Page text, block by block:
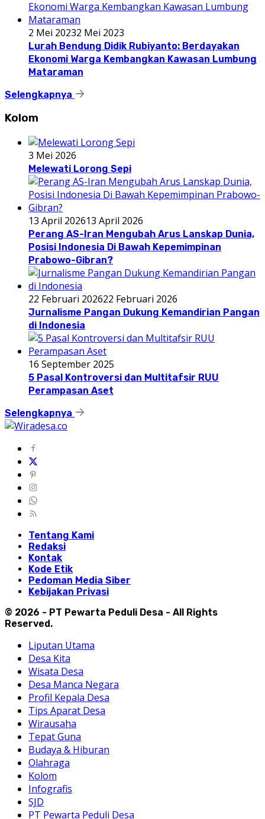
2 Mei 20232 Mei 2023
Lurah Bendung Didik Rubiyanto: Berdayakan
Ekonomi Warga Kembangkan Kawasan Lumbung
Mataraman
Selengkapnya
Kolom
3 Mei 2026
Melewati Lorong Sepi
13 April 202613 April 2026
Perang AS-Iran Mengubah Arus Lanskap Dunia,
Posisi Indonesia Di Bawah Kepemimpinan
Prabowo-Gibran?
22 Februari 202622 Februari 2026
Jurnalisme Pangan Dukung Kemandirian Pangan
di Indonesia
16 September 2025
5 Pasal Kontroversi dan Multitafsir RUU
Perampasan Aset
Selengkapnya
Tentang Kami
Redaksi
Kontak
Kode Etik
Pedoman Media Siber
Kebijakan Privasi
© 2026 - PT Pewarta Peduli Desa - All Rights
Reserved.
Liputan Utama
Desa Kita
Wisata Desa
Desa Manca Negara
Profil Kepala Desa
Tips Aparat Desa
Wirausaha
Tepat Guna
Budaya & Hiburan
Olahraga
Kolom
Infografis
SJD
PT Pewarta Peduli Desa